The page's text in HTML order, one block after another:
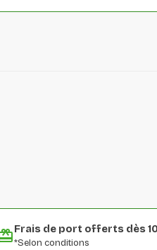
Frais de port offerts dès
*Selon conditions